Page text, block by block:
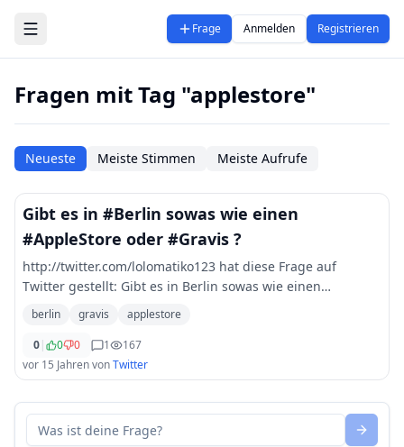
Zum Hauptinhalt springen
Frage Anmelden Registrieren
Fragen mit Tag "applestore"
Neueste Meiste Stimmen Meiste Aufrufe
Gibt es in #Berlin sowas wie einen
#AppleStore oder #Gravis ?
http://twitter.com/lolomatiko123 hat diese Frage auf
Twitter gestellt: Gibt es in Berlin sowas wie einen
AppleStore oder Gravis ??? followerpower
berlin gravis
applestore
0| 0 0 1
167
vor 15 JahrenvonTwitter